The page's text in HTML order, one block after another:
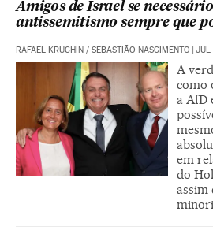
Amigos de Israel se
antissemitismo sempre que
RAFAEL KRUCHIN / SEBASTIÃO NASCIMENTO | JUL
A
como
a AfD
em
do
assim